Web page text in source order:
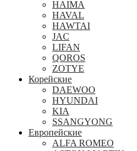
HAIMA
HAVAL
HAWTAI
JAC
LIFAN
QOROS
ZOTYE
Корейские
DAEWOO
HYUNDAI
KIA
SSANGYONG
Европейские
ALFA ROMEO